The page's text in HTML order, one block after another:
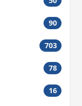
90
703
78
16